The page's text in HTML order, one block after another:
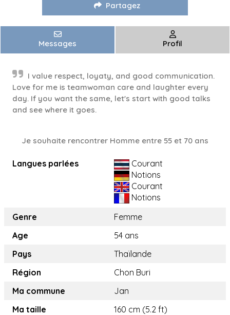
Partagez
Messages Profil
I value respect, loyaty, and good communication.
Love for me is teamwoman care and laughter every
day. If you want the same, let's start with good talks
and see where it goes.
Je souhaite rencontrer Homme entre 55 et 70 ans
Langues parlées
Courant
Notions
Courant
Notions
Genre
Femme
Age
54 ans
Pays
Thaïlande
Région
Chon Buri
Ma commune
Jan
Ma taille
160 cm (5.2 ft)